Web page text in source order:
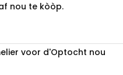
nou te kòòp.
voor d'Optocht nou